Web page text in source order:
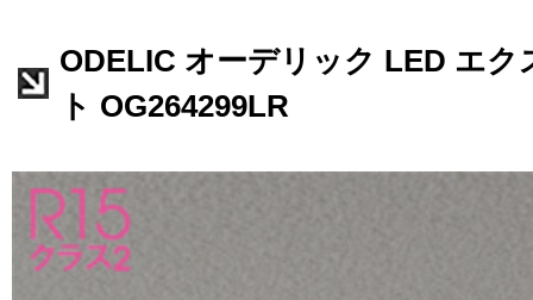
ODELIC オーデリック LED エク
ト OG264299LR